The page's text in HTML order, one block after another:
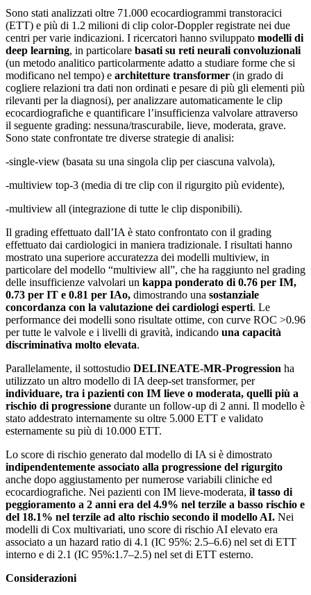
Sono stati analizzati oltre 71.000 ecocardiogrammi transtoracici
(ETT) e più di 1.2 milioni di clip color-Doppler registrate nei due
centri per varie indicazioni. I ricercatori hanno sviluppato modelli di
deep learning, in particolare basati su reti neurali convoluzionali
(un metodo analitico particolarmente adatto a studiare forme che si
modificano nel tempo) e architetture transformer (in grado di
cogliere relazioni tra dati non ordinati e pesare di più gli elementi più
rilevanti per la diagnosi), per analizzare automaticamente le clip
ecocardiografiche e quantificare l’insufficienza valvolare attraverso
il seguente grading: nessuna/trascurabile, lieve, moderata, grave.
Sono state confrontate tre diverse strategie di analisi:
-single-view (basata su una singola clip per ciascuna valvola),
-multiview top-3 (media di tre clip con il rigurgito più evidente),
-multiview all (integrazione di tutte le clip disponibili).
Il grading effettuato dall’IA è stato confrontato con il grading
effettuato dai cardiologici in maniera tradizionale. I risultati hanno
mostrato una superiore accuratezza dei modelli multiview, in
particolare del modello “multiview all”, che ha raggiunto nel grading
delle insufficienze valvolari un kappa ponderato di 0.76 per IM,
0.73 per IT e 0.81 per IAo, dimostrando una sostanziale
concordanza con la valutazione dei cardiologi esperti. Le
performance dei modelli sono risultate ottime, con curve ROC >0.96
per tutte le valvole e i livelli di gravità, indicando una capacità
discriminativa molto elevata.
Parallelamente, il sottostudio DELINEATE-MR-Progression ha
utilizzato un altro modello di IA deep-set transformer, per
individuare, tra i pazienti con IM lieve o moderata, quelli più a
rischio di progressione durante un follow-up di 2 anni. Il modello è
stato addestrato internamente su oltre 5.000 ETT e validato
esternamente su più di 10.000 ETT.
Lo score di rischio generato dal modello di IA si è dimostrato
indipendentemente associato alla progressione del rigurgito
anche dopo aggiustamento per numerose variabili cliniche ed
ecocardiografiche. Nei pazienti con IM lieve-moderata, il tasso di
peggioramento a 2 anni era del 4.9% nel terzile a basso rischio e
del 18.1% nel terzile ad alto rischio secondo il modello AI. Nei
modelli di Cox multivariati, uno score di rischio AI elevato era
associato a un hazard ratio di 4.1 (IC 95%: 2.5–6.6) nel set di ETT
interno e di 2.1 (IC 95%:1.7–2.5) nel set di ETT esterno.
Considerazioni